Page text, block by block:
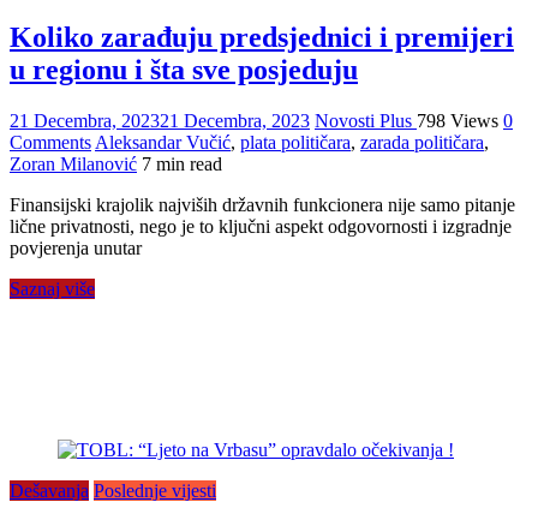
Koliko zarađuju predsjednici i premijeri
u regionu i šta sve posjeduju
21 Decembra, 202321 Decembra, 2023 Novosti Plus 798 Views 0
Comments Aleksandar Vučić, plata političara, zarada političara,
Zoran Milanović 7 min read
Finansijski krajolik najviših državnih funkcionera nije samo pitanje
lične privatnosti, nego je to ključni aspekt odgovornosti i izgradnje
povjerenja unutar
Saznaj više
Dešavanja Poslednje vijesti